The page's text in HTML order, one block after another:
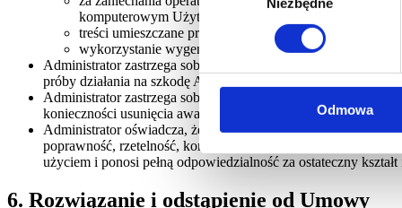
Odmowa
komputerowym Użytkownika, które uniemożliwiają mu
treści umieszczane przez Użytkowników,
wykorzystanie wygenerowanych dokumentów przez
Administrator zastrzega sobie prawo wprowadzenia
próby działania na szkodę Administratora.
Administrator zastrzega sobie prawo do czasowego
konieczności usunięcia awarii lub jej zapobiegnięciu.
Administrator oświadcza, że funkcjonalności oparte o
poprawność, rzetelność, kompletność ani jakość treści
użyciem i ponosi pełną odpowiedzialność za ostateczny
6. Rozwiązanie i odstąpienie od Umowy